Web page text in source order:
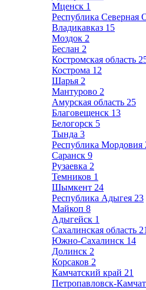
Мценск 1
Республика
Владикавказ 15
Моздок 2
Беслан 2
Костромская область
Кострома 12
Шарья 2
Мантурово 2
Амурская область 25
Благовещенск 13
Белогорск 5
Тында 3
Республика Мордовия
Саранск 9
Рузаевка 2
Темников 1
Шымкент 24
Республика Адыгея 23
Майкоп 8
Адыгейск 1
Сахалинская область 21
Южно-Сахалинск 14
Долинск 2
Корсаков 2
Камчатский край 21
Петропавловск-